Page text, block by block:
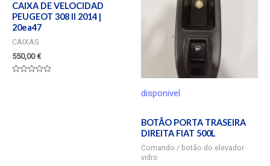
CAIXA DE VELOCIDAD
PEUGEOT 308 II 2014 |
20ea47
CAIXAS
550,00€
disponivel
BOTÃO PORTA TRASEIRA
DIREITA FIAT 500L
Comando / botão do elevador
vidro